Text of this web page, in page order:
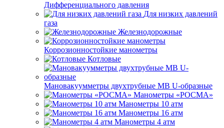
Дифференциального давления
Для низких давлений
газа
Железнодорожные
Коррозионностойкие манометры
Котловые
Мановакуумметры двухтрубные МВ U-образные
Манометры «РОСМА»
Манометры 10 атм
Манометры 16 атм
Манометры 4 атм